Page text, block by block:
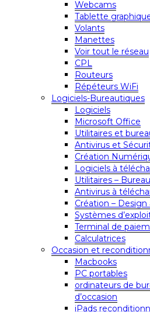
Webcams
Tablette
Volants
Manettes
Voir tout le réseau
CPL
Routeurs
Répéteurs WiFi
Logiciels-Bureautiques
Logiciels
Microsoft Office
Utilitaires et
Antivirus et
Création
Logiciels à
Utilitaires –
Antivirus à
Création –
Systèmes
Terminal de
Calculatrices
Occasion et
Macbooks
PC portables
ordinateurs de
d’occasion
iPads